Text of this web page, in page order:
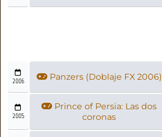
2006 Panzers (Doblaje FX 2006)
2005
Prince of Persia: Las dos
coronas